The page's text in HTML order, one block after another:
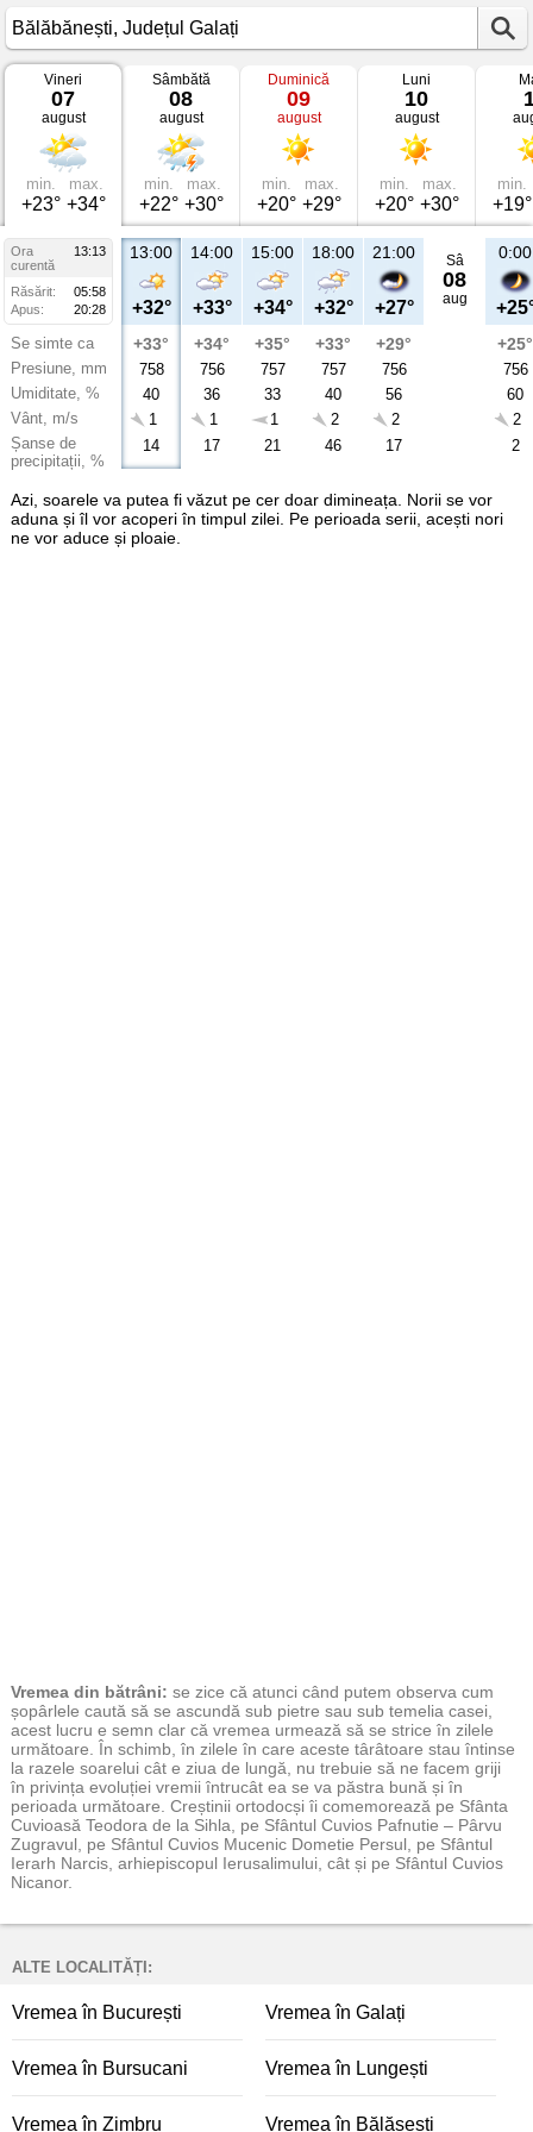
Vremea
Bălăbănești
Județul
Galați
Vineri
07
august
min.
+23°
max.
+34°
Sâmbătă
08
august
min.
+22°
max.
+30°
Duminică
09
august
min.
+20°
max.
+29°
Luni
10
august
min.
+20°
max.
+30°
min.
+19°
Ora
13:13
curentă
Răsărit:
05:58
Apus:
20:28
Se simte ca
Presiune, mm
Umiditate, %
Vânt, m/s
Șanse de
precipitații, %
13:00
+32°
+33°
758
40
1
14
14:00
+33°
+34°
756
36
1
17
15:00
+34°
+35°
757
33
1
21
18:00
+32°
+33°
757
40
2
46
21:00
+27°
+29°
756
56
2
17
Sâ
08
aug
0:00
+25°
756
60
2
2
Azi, soarele va putea fi văzut pe cer doar dimineața. Norii se vor
aduna și îl vor acoperi în timpul zilei. Pe perioada serii, acești nori
ne vor aduce și ploaie.
Vremea din bătrâni: se zice că atunci când putem observa cum
șopârlele caută să se ascundă sub pietre sau sub temelia casei,
acest lucru e semn clar că vremea urmează să se strice în zilele
următoare. În schimb, în zilele în care aceste târâtoare stau întinse
la razele soarelui cât e ziua de lungă, nu trebuie să ne facem griji
în privința evoluției vremii întrucât ea se va păstra bună și în
perioada următoare. Creștinii ortodocși îi comemorează pe Sfânta
Cuvioasă Teodora de la Sihla, pe Sfântul Cuvios Pafnutie – Pârvu
Zugravul, pe Sfântul Cuvios Mucenic Dometie Persul, pe Sfântul
Ierarh Narcis, arhiepiscopul Ierusalimului, cât și pe Sfântul Cuvios
Nicanor.
ALTE LOCALITĂȚI:
Vremea în București Vremea în Galați
Vremea în Bursucani Vremea în Lungești
Vremea în Zimbru Vremea în Bălășești